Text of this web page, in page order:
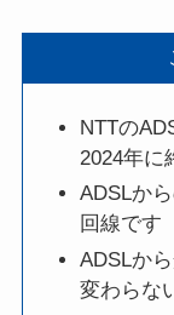
NTTの
2024年に
ADSLか
回線です
ADSLか
変わらな